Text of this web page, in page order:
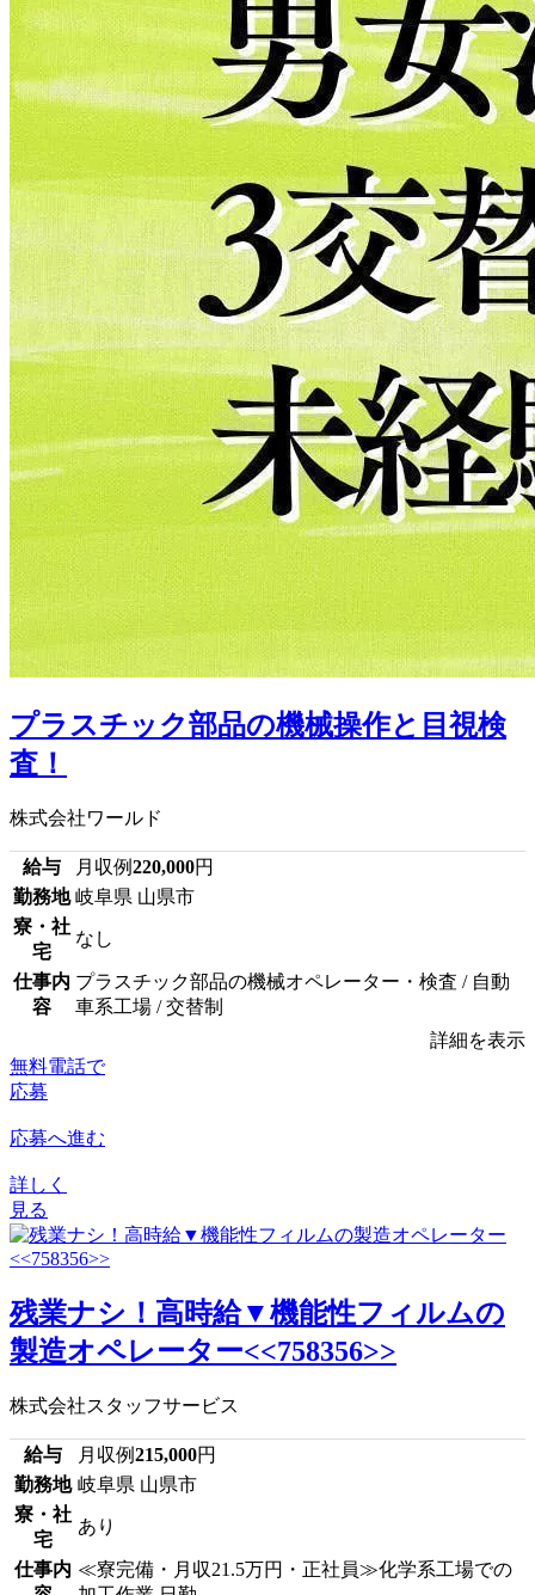
プラスチック部品の機械操作と目視検
査！
株式会社ワールド
給与 月収例220,000円
勤務地 岐阜県 山県市
寮・社
宅
なし
仕事内
容
プラスチック部品の機械オペレーター・検査 / 自動
車系工場 / 交替制
詳細を表示
無料電話で
応募
応募へ進む
詳しく
見る
残業ナシ！高時給▼機能性フィルムの
製造オペレーター<<758356>>
株式会社スタッフサービス
給与 月収例215,000円
勤務地 岐阜県 山県市
寮・社
宅
あり
仕事内 ≪寮完備・月収21.5万円・正社員≫化学系工場での